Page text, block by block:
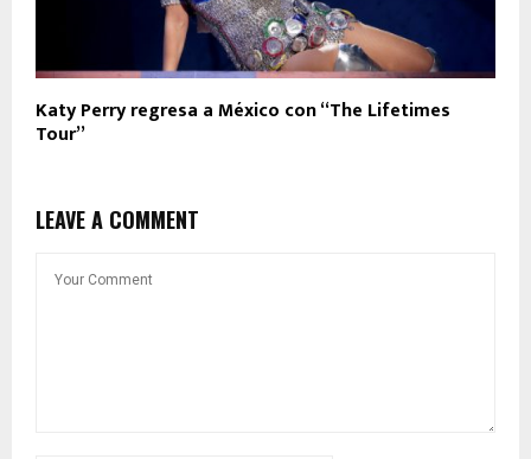
Katy Perry regresa a México con “The Lifetimes
Tour”
LEAVE A COMMENT